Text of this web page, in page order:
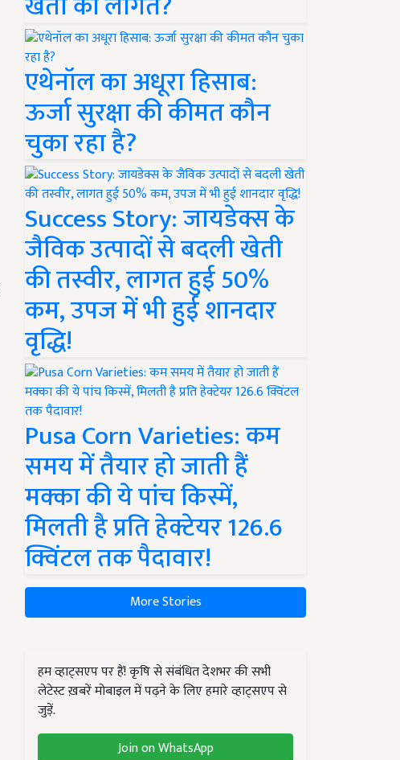
एथेनॉल का अधूरा हिसाब:
ऊर्जा सुरक्षा की कीमत कौन
चुका रहा है?
Success Story: जायडेक्स के
जैविक उत्पादों से बदली खेती
की तस्वीर, लागत हुई 50%
कम, उपज में भी हुई शानदार
वृद्धि!
Pusa Corn Varieties: कम
समय में तैयार हो जाती हैं
मक्का की ये पांच किस्में,
मिलती है प्रति हेक्टेयर 126.6
क्विंटल तक पैदावार!
More Stories
हम व्हाट्सएप पर हैं! कृषि से संबंधित देशभर की सभी
लेटेस्ट ख़बरें मोबाइल में पढ़ने के लिए हमारे व्हाट्सएप से
जुड़ें.
Join on WhatsApp